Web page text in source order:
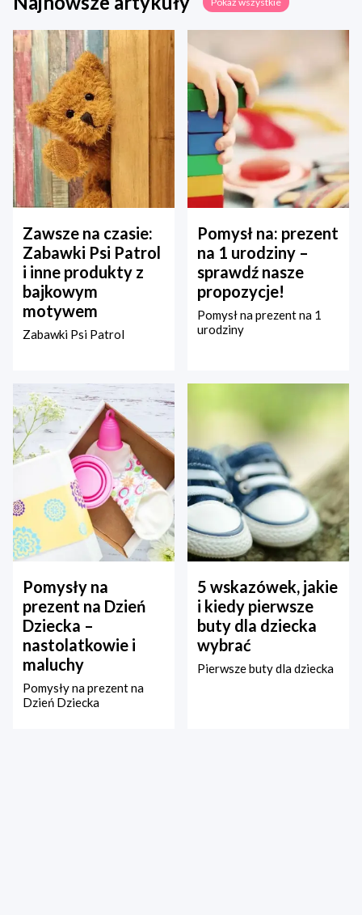
Zawsze na czasie:
Zabawki Psi Patrol
i inne produkty z
bajkowym
motywem
Zabawki Psi Patrol
Pomysł na: prezent
na 1 urodziny –
sprawdź nasze
propozycje!
Pomysł na prezent na 1
urodziny
Pomysły na
prezent na Dzień
Dziecka –
nastolatkowie i
maluchy
Pomysły na prezent na
Dzień Dziecka
5 wskazówek, jakie
i kiedy pierwsze
buty dla dziecka
wybrać
Pierwsze buty dla dziecka